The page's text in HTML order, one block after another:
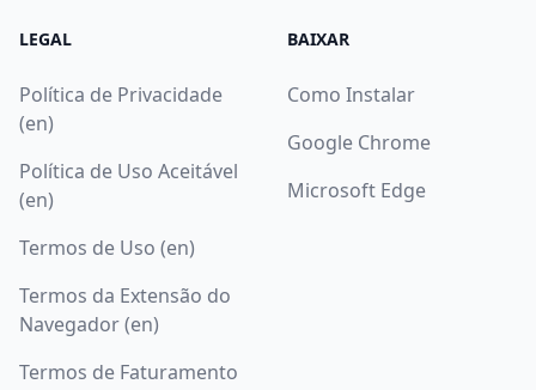
LEGAL
Política de Privacidade
(en)
Política de Uso Aceitável
(en)
Termos de Uso (en)
Termos da Extensão do
Navegador (en)
Termos de Faturamento
BAIXAR
Como Instalar
Google Chrome
Microsoft Edge